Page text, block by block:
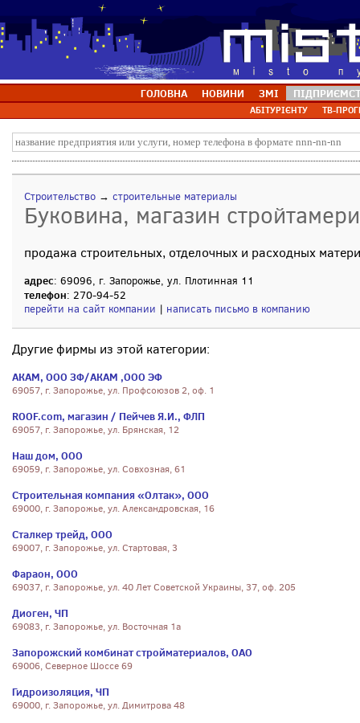
ГОЛОВНА НОВИНИ ЗМІ
АБІТУРІЄНТУ ТВ-
Строительство → строительные материалы
Буковина, магазин
продажа строительных, отделочных и расходных
адрес: 69096, г. Запорожье, ул. Плотинная 11
телефон: 270-94-52
перейти на сайт компании | написать письмо в компанию
Другие фирмы из этой категории:
АКАМ, ООО ЗФ/АКАМ ,ООО ЭФ
69057, г. Запорожье, ул. Профсоюзов 2, оф. 1
ROOF.com, магазин / Пейчев Я.И., ФЛП
69057, г. Запорожье, ул. Брянская, 12
Наш дом, ООО
69059, г. Запорожье, ул. Совхозная, 61
Строительная компания «Олтак», ООО
69000, г. Запорожье, ул. Александровская, 16
Сталкер трейд, ООО
69007, г. Запорожье, ул. Стартовая, 3
Фараон, ООО
69037, г. Запорожье, ул. 40 Лет Советской Украины, 37, оф. 205
Диоген, ЧП
69083, г. Запорожье, ул. Восточная 1а
Запорожский комбинат стройматериалов, ОАО
69006, Северное Шоссе 69
Гидроизоляция, ЧП
69000, г. Запорожье, ул. Димитрова 48